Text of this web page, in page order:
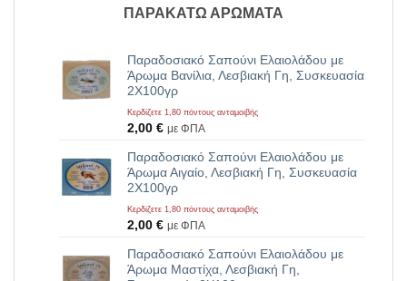
ΠΑΡΑΚΑΤΩ ΑΡΩΜΑΤΑ
Παραδοσιακό Σαπούνι Ελαιολάδου με
Άρωμα Βανίλια, Λεσβιακή Γη, Συσκευασία
2Χ100γρ
Κερδίζετε 1,80 πόντους ανταμοιβής
2,00 € με ΦΠΑ
Παραδοσιακό Σαπούνι Ελαιολάδου με
Άρωμα Αιγαίο, Λεσβιακή Γη, Συσκευασία
2Χ100γρ
Κερδίζετε 1,80 πόντους ανταμοιβής
2,00 € με ΦΠΑ
Παραδοσιακό Σαπούνι Ελαιολάδου με
Άρωμα Μαστίχα, Λεσβιακή Γη,